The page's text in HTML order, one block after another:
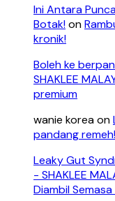
Ini Antara
Botak!on
kronik!
Boleh ke
SHAKLEE
premium
wanie koreaon
pandang remeh!
Leaky Gut
- SHAKLEE
Diambil